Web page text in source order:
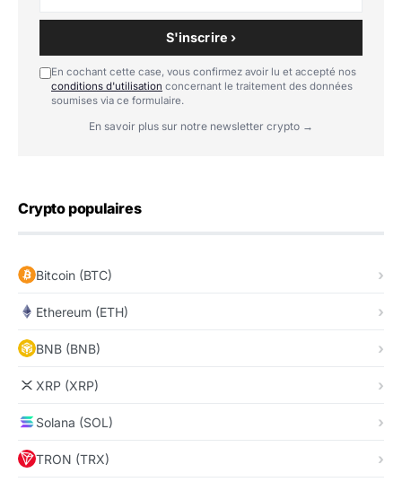
S'inscrire ›
En cochant cette case, vous confirmez avoir lu et accepté nos
conditions d'utilisation concernant le traitement des données
soumises via ce formulaire.
En savoir plus sur notre newsletter crypto →
Crypto populaires
Bitcoin (BTC)
Ethereum (ETH)
BNB (BNB)
XRP (XRP)
Solana (SOL)
TRON (TRX)